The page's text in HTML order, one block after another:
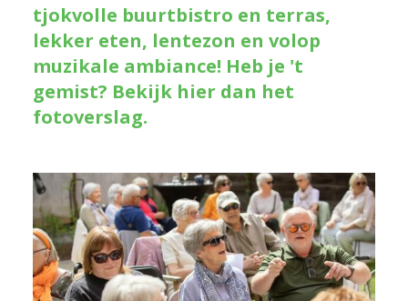
tjokvolle buurtbistro en terras,
lekker eten, lentezon en volop
muzikale ambiance! Heb je 't
gemist? Bekijk hier dan het
fotoverslag.